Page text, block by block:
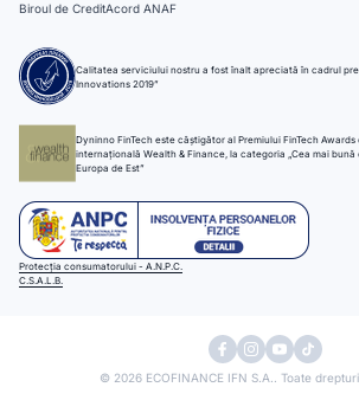
Biroul de CreditAcord ANAF
Calitatea serviciului nostru a fost înalt apreciată în cadrul
Innovations 2019”
Dyninno FinTech este câștigător al Premiului FinTech
internațională Wealth & Finance, la categoria „Cea mai
Europa de Est”
Protecția consumatorului - A.N.P.C.
C.S.A.L.B.
© 2026 ECOFINANCE IFN S.A.. Toate